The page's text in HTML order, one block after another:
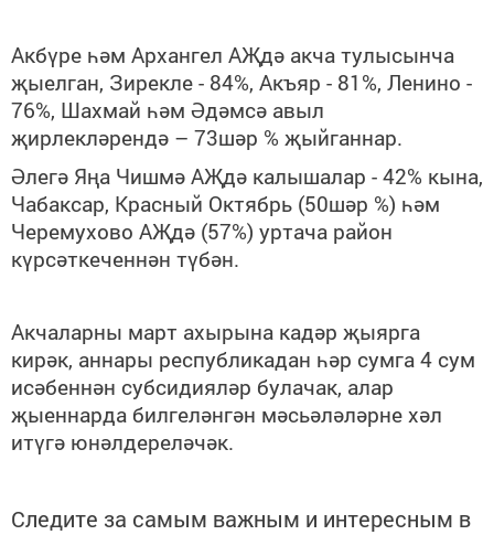
Акбүре һәм Архангел АҖдә акча тулысынча
җыелган, Зирекле - 84%, Акъяр - 81%, Ленино -
76%, Шахмай һәм Әдәмсә авыл
җирлекләрендә – 73шәр % җыйганнар.
Әлегә Яңа Чишмә АҖдә калышалар - 42% кына,
Чабаксар, Красный Октябрь (50шәр %) һәм
Черемухово АҖдә (57%) уртача район
күрсәткеченнән түбән.
Акчаларны март ахырына кадәр җыярга
кирәк, аннары республикадан һәр сумга 4 сум
исәбеннән субсидияләр булачак, алар
җыеннарда билгеләнгән мәсьәләләрне хәл
итүгә юнәлдереләчәк.
Следите за самым важным и интересным в